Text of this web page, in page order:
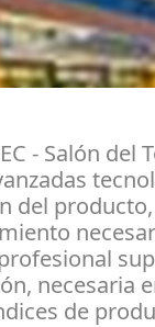
- Salón del
del
necesaria
de